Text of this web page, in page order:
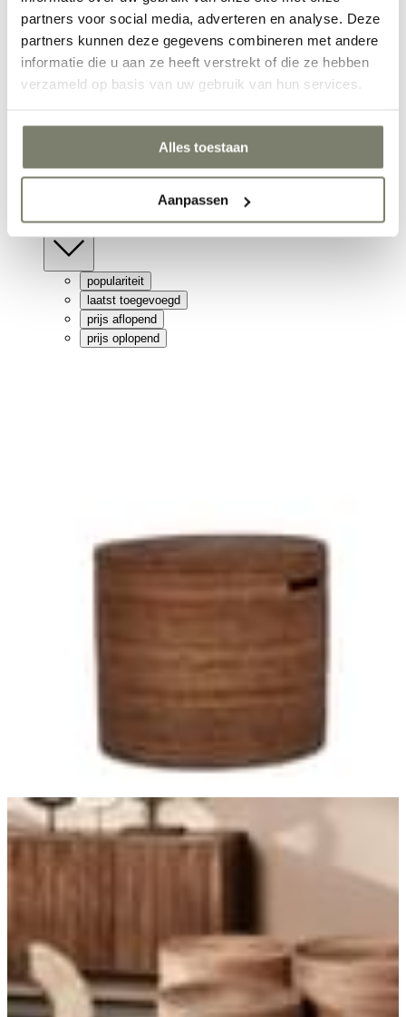
partners voor social media, adverteren en analyse. Deze
partners kunnen deze gegevens combineren met andere
informatie die u aan ze heeft verstrekt of die ze hebben
verzameld op basis van uw gebruik van hun services.
Alles toestaan
Aanpassen
Richmond Interiors
Bocx Interiors
Nyawa
Cobra Art Company
Online te bestellen
sorteer
populariteit
laatst toegevoegd
prijs aflopend
prijs oplopend